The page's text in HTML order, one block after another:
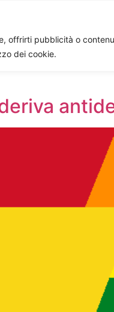
offrirti pubblicità o
dei cookie.